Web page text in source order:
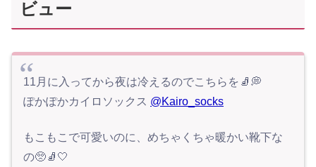
ビュー
11月に入ってから夜は冷えるのでこちらを🧦💭
ぽかぽかカイロソックス @Kairo_socks
もこもこで可愛いのに、めちゃくちゃ暖かい靴下な
の🥺🧦🤍